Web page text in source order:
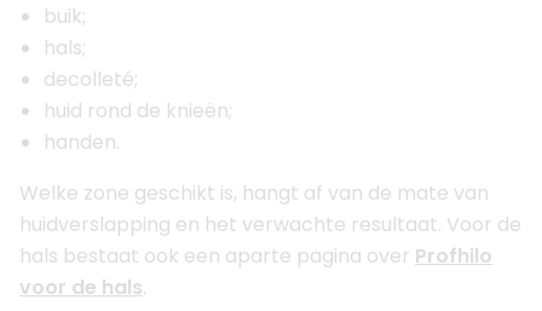
buik;
hals;
decolleté;
huid rond de knieën;
handen.
Welke zone geschikt is, hangt af van de mate van
huidverslapping en het verwachte resultaat. Voor de
hals bestaat ook een aparte pagina over Profhilo
voor de hals.